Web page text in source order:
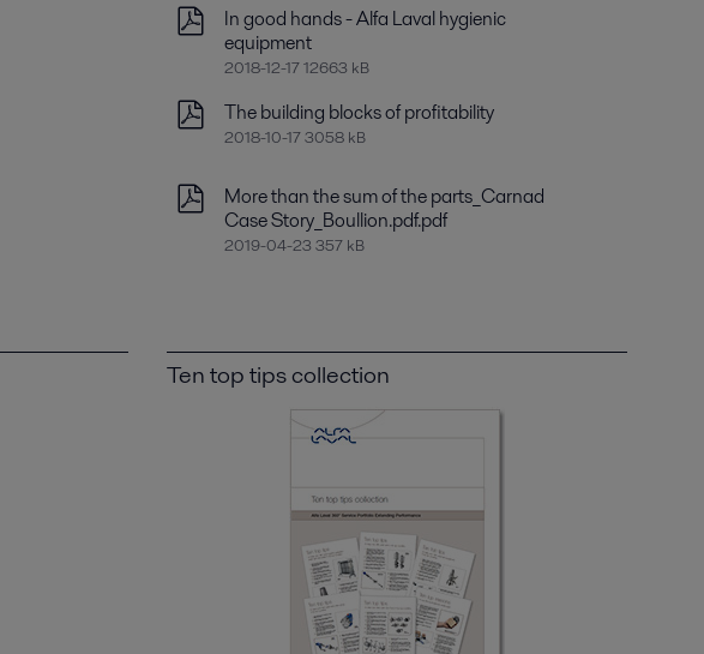
In good hands - Alfa Laval hygienic
equipment
2018-12-17 12663 kB
The building blocks of profitability
2018-10-17 3058 kB
More than the sum of the parts_Carnad
Case Story_Boullion.pdf.pdf
2019-04-23 357 kB
Ten top tips collection